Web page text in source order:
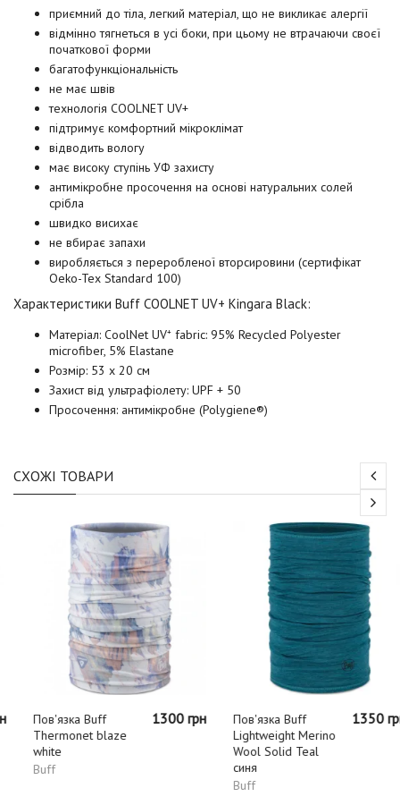
приємний до тіла, легкий матеріал, що не викликає алергії
відмінно тягнеться в усі боки, при цьому не втрачаючи своєї
початкової форми
багатофункціональність
не має швів
технологія COOLNET UV+
підтримує комфортний мікроклімат
відводить вологу
має високу ступінь УФ захисту
антимікробне просочення на основі натуральних солей
срібла
швидко висихає
не вбирає запахи
виробляється з переробленої вторсировини (сертифікат
Oeko-Tex Standard 100)
Характеристики Buff COOLNET UV+ Kingara Black:
Матеріал: CoolNet UV⁺ fabric: 95% Recycled Polyester
microfiber, 5% Elastane
Розмір: 53 x 20 см
Захист від ультрафіолету: UPF + 50
Просочення: антимікробне (Polygiene®)
СХОЖІ ТОВАРИ
Пов'язка Buff
Thermonet blaze
white
Buff
1300 грн
Пов'язка Buff
Lightweight Merino
Wool Solid Teal
синя
Buff
1350 грн